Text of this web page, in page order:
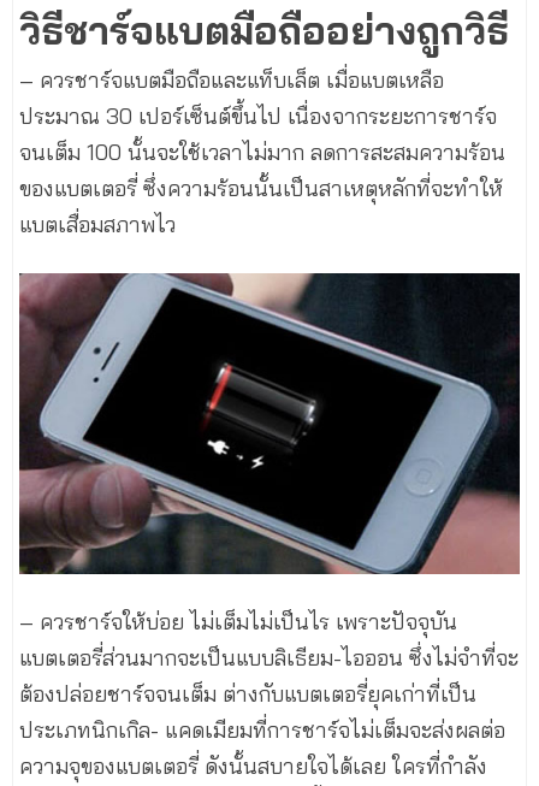
วิธีชาร์จแบตมือถืออย่างถูกวิธี
– ควรชาร์จแบตมือถือและแท็บเล็ต เมื่อแบตเหลือ
ประมาณ 30 เปอร์เซ็นต์ขึ้นไป เนื่องจากระยะการชาร์จ
จนเต็ม 100 นั้นจะใช้เวลาไม่มาก ลดการสะสมความร้อน
ของแบตเตอรี่ ซึ่งความร้อนนั้นเป็นสาเหตุหลักที่จะทำให้
แบตเสื่อมสภาพไว
– ควรชาร์จให้บ่อย ไม่เต็มไม่เป็นไร เพราะปัจจุบัน
แบตเตอรี่ส่วนมากจะเป็นแบบลิเธียม-ไอออน ซึ่งไม่จำที่จะ
ต้องปล่อยชาร์จจนเต็ม ต่างกับแบตเตอรี่ยุคเก่าที่เป็น
ประเภทนิกเกิล- แคดเมียมที่การชาร์จไม่เต็มจะส่งผลต่อ
ความจุของแบตเตอรี่ ดังนั้นสบายใจได้เลย ใครที่กำลัง